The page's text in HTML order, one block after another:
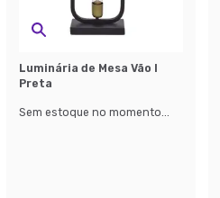
Luminária de Mesa Vão I
Preta
Sem estoque no momento...